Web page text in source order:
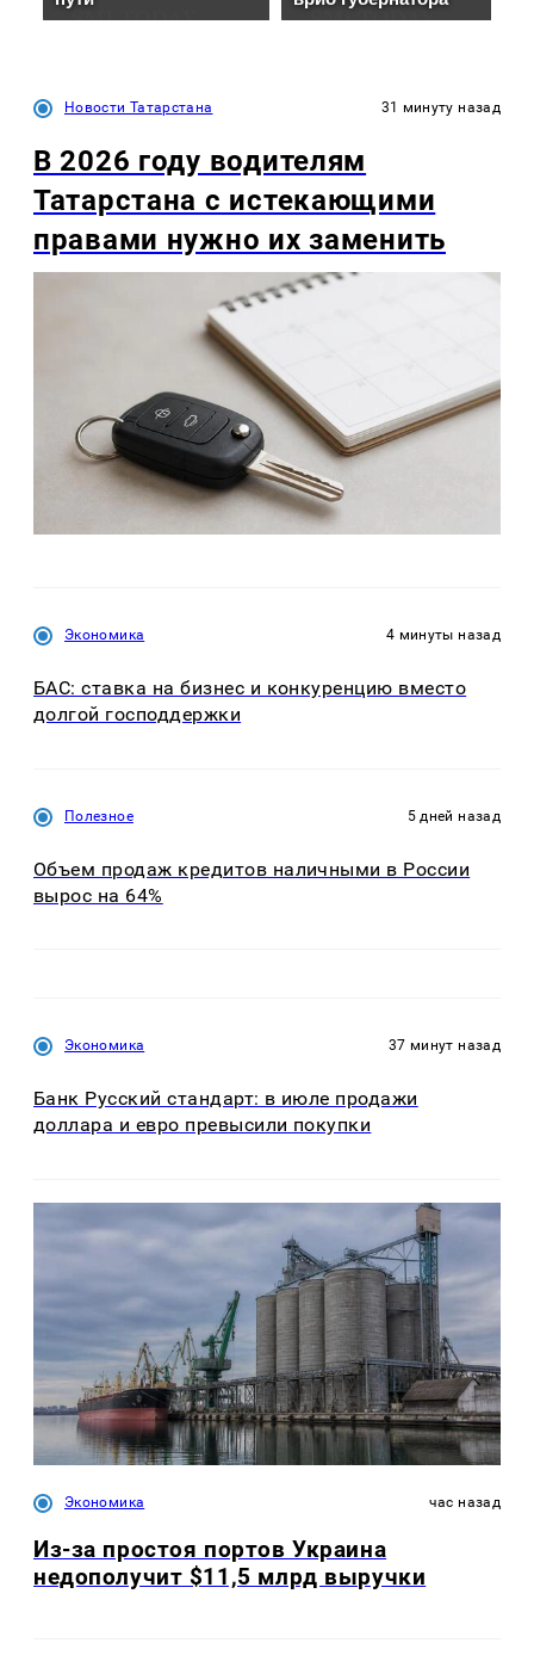
Новости Татарстана 31 минуту назад
В 2026 году водителям
Татарстана с истекающими
правами нужно их заменить
Экономика 4 минуты назад
БАС: ставка на бизнес и конкуренцию вместо
долгой господдержки
Полезное 5 дней назад
Объем продаж кредитов наличными в России
вырос на 64%
Экономика 37 минут назад
Банк Русский стандарт: в июле продажи
доллара и евро превысили покупки
Экономика час назад
Из-за простоя портов Украина
недополучит $11,5 млрд выручки